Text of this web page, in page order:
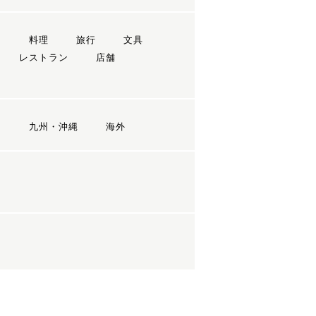
料理 旅行
文具
レストラン
店舗
九州・沖縄 海外